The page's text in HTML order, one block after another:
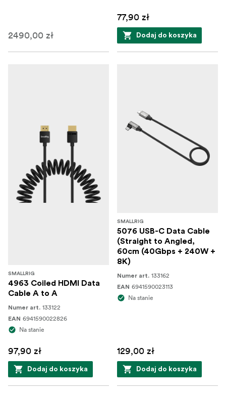
2490,00 zł
77,90 zł
Dodaj do koszyka
SMALLRIG
4963 Coiled HDMI Data
Cable A to A
Numer art. 133122
EAN 6941590022826
Na stanie
97,90 zł
Dodaj do koszyka
SMALLRIG
5076 USB-C Data Cable
(Straight to Angled,
60cm (40Gbps + 240W +
8K)
Numer art. 133162
EAN 6941590023113
Na stanie
129,00 zł
Dodaj do koszyka